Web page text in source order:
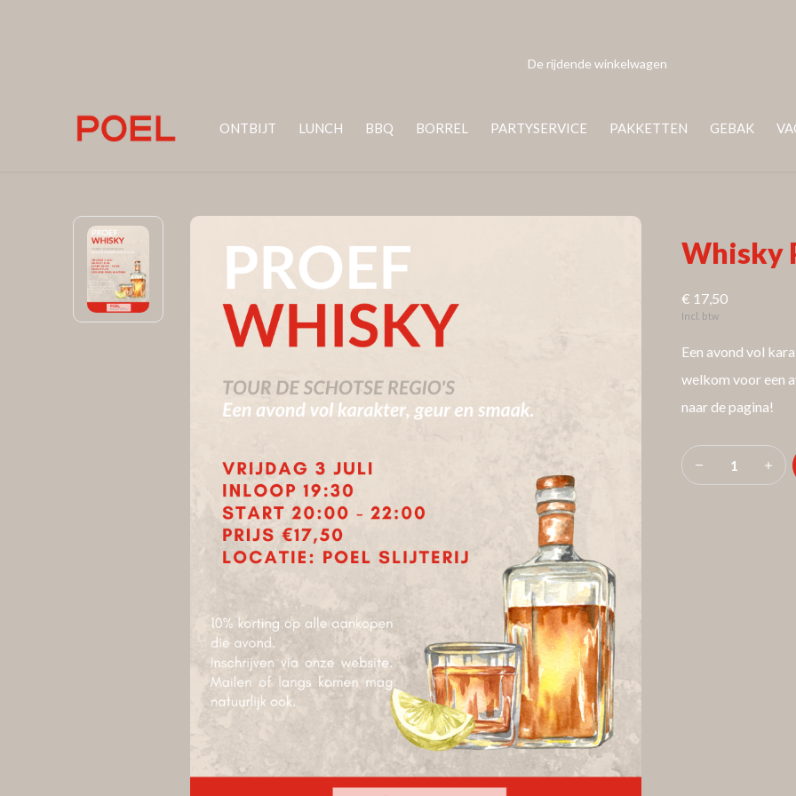
ONTBIJT LUNCH BBQ BORREL PARTYSERVICE PAKKETTEN GEBAK
De rijdende winkelwagen
Whisky
€ 17,50
Incl. btw
Een avond vol
welkom voor een
naar de pagina!